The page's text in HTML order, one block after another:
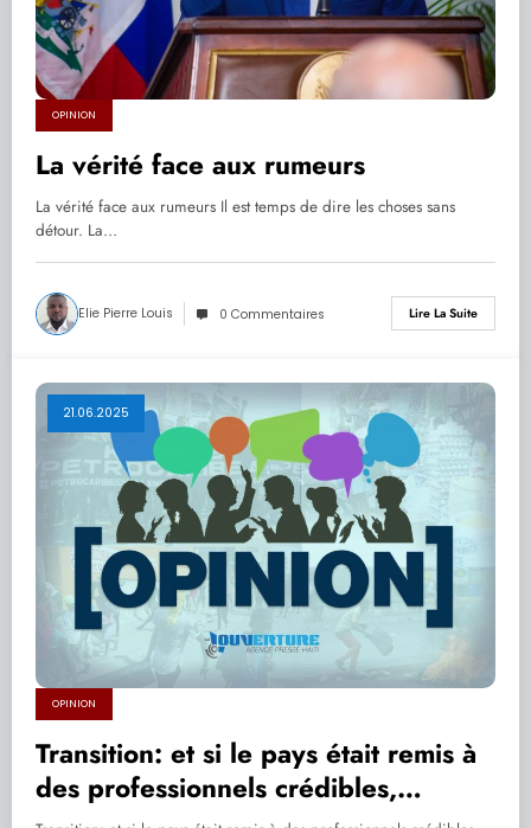
OPINION
La vérité face aux rumeurs
La vérité face aux rumeurs Il est temps de dire les choses sans
détour. La…
Elie Pierre Louis 0 Commentaires Lire La Suite
21.06.2025
OPINION
Transition: et si le pays était remis à
des professionnels crédibles,